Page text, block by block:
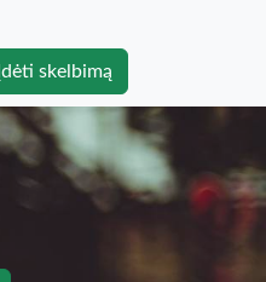
Įdėti skelbimą